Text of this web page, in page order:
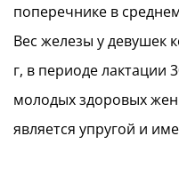
поперечнике в
Вес железы у девушек
г, в периоде лактации
молодых здоровых
является упругой и